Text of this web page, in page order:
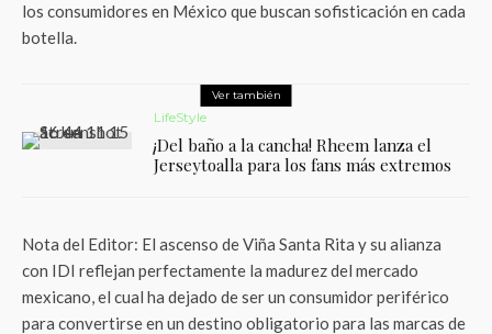
los consumidores en México que buscan sofisticación en cada
botella.
Ver también
LifeStyle
¡Del baño a la cancha! Rheem lanza el
Jerseytoalla para los fans más extremos
Nota del Editor: El ascenso de Viña Santa Rita y su alianza
con IDI reflejan perfectamente la madurez del mercado
mexicano, el cual ha dejado de ser un consumidor periférico
para convertirse en un destino obligatorio para las marcas de